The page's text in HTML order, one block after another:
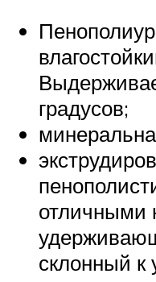
градусов;
отличными
склонный к